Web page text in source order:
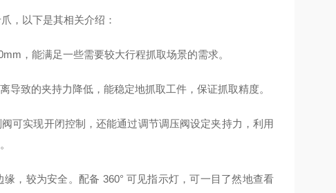
，以下是其相关介绍：
，能满足一些需要较大行程抓取场景的需求。
致的夹持力降低，能稳定地抓取工件，保证抓取精度。
可实现开闭控制，还能通过调节调压阀设定夹持力，利用
，较为安全。配备 360° 可见指示灯，可一目了然地查看